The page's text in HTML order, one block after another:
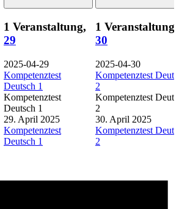
1 Veranstaltung,
29
2025-04-29
Kompetenztest
Deutsch 1
Kompetenztest
Deutsch 1
29. April 2025
Kompetenztest
Deutsch 1
1 Veranstaltung,
30
2025-04-30
Kompetenztest
2
Kompetenztest
2
30. April 2025
Kompetenztest
2